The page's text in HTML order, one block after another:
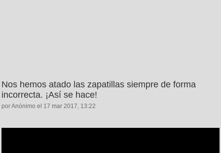
Nos hemos atado las zapatillas siempre de forma
incorrecta. ¡Así se hace!
por Anónimo el 17 mar 2017, 13:22